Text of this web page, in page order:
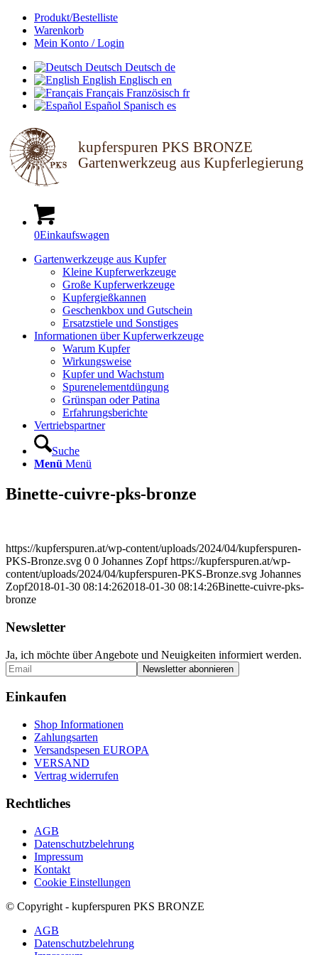
Produkt/Bestelliste
Warenkorb
Mein Konto / Login
Deutsch Deutsch de
English Englisch en
Français Französisch fr
Español Spanisch es
kupferspuren PKS BRONZE
Gartenwerkzeug aus Kupferlegierung
0Einkaufswagen
Gartenwerkzeuge aus Kupfer
Kleine Kupferwerkzeuge
Große Kupferwerkzeuge
Kupfergießkannen
Geschenkbox und Gutschein
Ersatzstiele und Sonstiges
Informationen über Kupferwerkzeuge
Warum Kupfer
Wirkungsweise
Kupfer und Wachstum
Spurenelementdüngung
Grünspan oder Patina
Erfahrungsberichte
Vertriebspartner
Suche
Menü Menü
Binette-cuivre-pks-bronze
https://kupferspuren.at/wp-content/uploads/2024/04/kupferspuren-
PKS-Bronze.svg 0 0 Johannes Zopf https://kupferspuren.at/wp-
content/uploads/2024/04/kupferspuren-PKS-Bronze.svg Johannes
Zopf2018-01-30 08:14:262018-01-30 08:14:26Binette-cuivre-pks-
bronze
Newsletter
Ja, ich möchte über Angebote und Neuigkeiten informiert werden.
Einkaufen
Shop Informationen
Zahlungsarten
Versandspesen EUROPA
VERSAND
Vertrag widerrufen
Rechtliches
AGB
Datenschutzbelehrung
Impressum
Kontakt
Cookie Einstellungen
© Copyright - kupferspuren PKS BRONZE
AGB
Datenschutzbelehrung